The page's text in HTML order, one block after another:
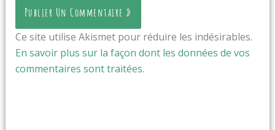
Ce site utilise Akismet pour réduire les indésirables.
En savoir plus sur la façon dont les données de vos
commentaires sont traitées.